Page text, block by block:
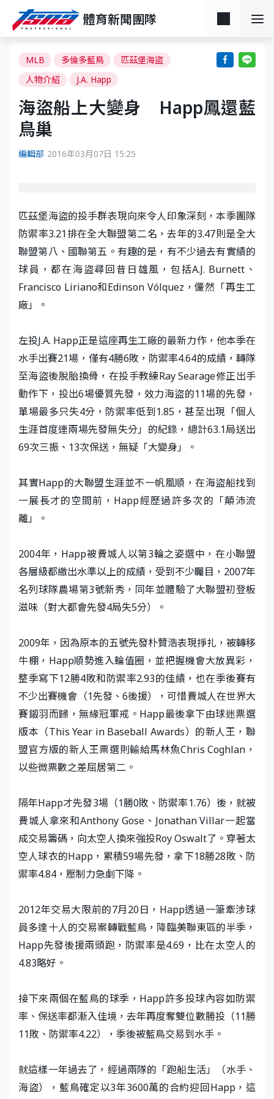
體育新聞團隊
MLB 多倫多藍鳥
匹茲堡海盜
人物介紹
J.A. Happ
海盜船上大變身 Happ鳳還藍
鳥巢
編輯部 2016年03月07日 15:25
匹茲堡海盜的投手群表現向來令人印象深刻，本季團隊
防禦率3.21排在全大聯盟第二名，去年的3.47則是全大
聯盟第八、國聯第五。有趣的是，有不少過去有實績的
球員，都在海盜尋回昔日雄風，包括A.J. Burnett、
Francisco Liriano和Edinson Vólquez，儼然「再生工
廠」。
左投J.A. Happ正是這座再生工廠的最新力作，他本季在
水手出賽21場，僅有4勝6敗，防禦率4.64的成績，轉隊
至海盜後脫胎換骨，在投手教練Ray Searage修正出手
動作下，投出6場優質先發，效力海盜的11場的先發，
單場最多只失4分，防禦率低到1.85，甚至出現「個人
生涯首度連兩場先發無失分」的紀錄，總計63.1局送出
69次三振、13次保送，無疑「大變身」。
其實Happ的大聯盟生涯並不一帆風順，在海盜船找到
一展長才的空間前，Happ經歷過許多次的「顛沛流
離」。
2004年，Happ被費城人以第3輪之姿選中，在小聯盟
各層級都繳出水準以上的成績，受到不少矚目，2007年
名列球隊農場第3號新秀，同年並體驗了大聯盟初登板
滋味（對大都會先發4局失5分）。
2009年，因為原本的五號先發朴贊浩表現掙扎，被轉移
牛棚，Happ順勢進入輪值圈，並把握機會大放異彩，
整季寫下12勝4敗和防禦率2.93的佳績，也在季後賽有
不少出賽機會（1先發、6後援），可惜費城人在世界大
賽鎩羽而歸，無緣冠軍戒。Happ最後拿下由球迷票選
版本（This Year in Baseball Awards）的新人王，聯
盟官方版的新人王票選則輸給馬林魚Chris Coghlan，
以些微票數之差屈居第二。
隔年Happ才先發3場（1勝0敗、防禦率1.76）後，就被
費城人拿來和Anthony Gose、Jonathan Villar一起當
成交易籌碼，向太空人換來強投Roy Oswalt了。穿著太
空人球衣的Happ，累積59場先發，拿下18勝28敗、防
禦率4.84，壓制力急劇下降。
2012年交易大限前的7月20日，Happ透過一筆牽涉球
員多達十人的交易案轉戰藍鳥，降臨美聯東區的半季，
Happ先發後援兩頭跑，防禦率是4.69，比在太空人的
4.83略好。
接下來兩個在藍鳥的球季，Happ許多投球內容如防禦
率、保送率都漸入佳境，去年再度奪雙位數勝投（11勝
11敗、防禦率4.22），季後被藍鳥交易到水手。
就這樣一年過去了，經過兩隊的「跑船生活」（水手、
海盜），藍鳥確定以3年3600萬的合約迎回Happ，這